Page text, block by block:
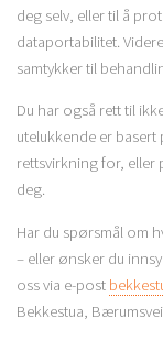
deg selv, eller til å
dataportabilitet.
samtykker til
Du har også rett til
utelukkende er
rettsvirkning for, eller
deg.
Har du spørsmål om
– eller ønsker du
oss via e-post
Bekkestua,